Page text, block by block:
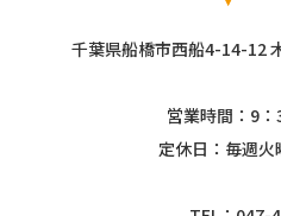
千葉県船橋市西船4-14-12
営業時間：9
定休日：毎週火